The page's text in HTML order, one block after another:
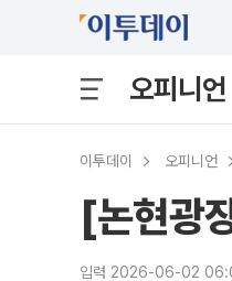
오피니언
이투데이 오피니언
[논현광
입력 2026-06-02